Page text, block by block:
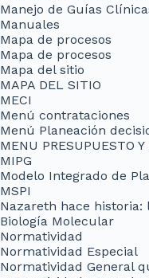
Manejo de Guías
Manuales
Mapa de procesos
Mapa de procesos
Mapa del sitio
MAPA DEL SITIO
MECI
Menú contrataciones
Menú Planeación
MENU PRESUPUESTO
MIPG
Modelo Integrado de
MSPI
Nazareth hace
Biología Molecular
Normatividad
Normatividad Especial
Normatividad General